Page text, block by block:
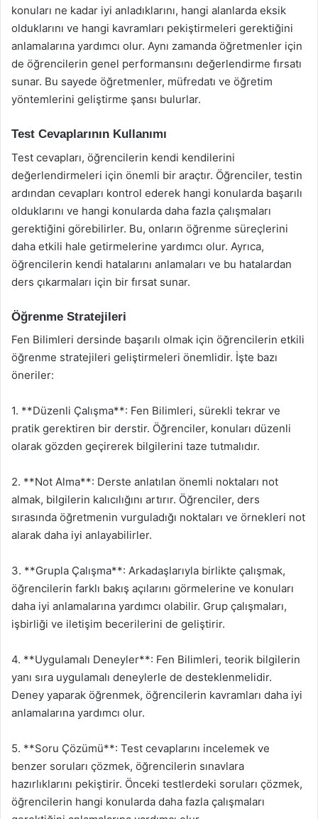
konuları ne kadar iyi anladıklarını, hangi alanlarda eksik
olduklarını ve hangi kavramları pekiştirmeleri gerektiğini
anlamalarına yardımcı olur. Aynı zamanda öğretmenler için
de öğrencilerin genel performansını değerlendirme fırsatı
sunar. Bu sayede öğretmenler, müfredatı ve öğretim
yöntemlerini geliştirme şansı bulurlar.
Test Cevaplarının Kullanımı
Test cevapları, öğrencilerin kendi kendilerini
değerlendirmeleri için önemli bir araçtır. Öğrenciler, testin
ardından cevapları kontrol ederek hangi konularda başarılı
olduklarını ve hangi konularda daha fazla çalışmaları
gerektiğini görebilirler. Bu, onların öğrenme süreçlerini
daha etkili hale getirmelerine yardımcı olur. Ayrıca,
öğrencilerin kendi hatalarını anlamaları ve bu hatalardan
ders çıkarmaları için bir fırsat sunar.
Öğrenme Stratejileri
Fen Bilimleri dersinde başarılı olmak için öğrencilerin etkili
öğrenme stratejileri geliştirmeleri önemlidir. İşte bazı
öneriler:
1. **Düzenli Çalışma**: Fen Bilimleri, sürekli tekrar ve
pratik gerektiren bir derstir. Öğrenciler, konuları düzenli
olarak gözden geçirerek bilgilerini taze tutmalıdır.
2. **Not Alma**: Derste anlatılan önemli noktaları not
almak, bilgilerin kalıcılığını artırır. Öğrenciler, ders
sırasında öğretmenin vurguladığı noktaları ve örnekleri not
alarak daha iyi anlayabilirler.
3. **Grupla Çalışma**: Arkadaşlarıyla birlikte çalışmak,
öğrencilerin farklı bakış açılarını görmelerine ve konuları
daha iyi anlamalarına yardımcı olabilir. Grup çalışmaları,
işbirliği ve iletişim becerilerini de geliştirir.
4. **Uygulamalı Deneyler**: Fen Bilimleri, teorik bilgilerin
yanı sıra uygulamalı deneylerle de desteklenmelidir.
Deney yaparak öğrenmek, öğrencilerin kavramları daha iyi
anlamalarına yardımcı olur.
5. **Soru Çözümü**: Test cevaplarını incelemek ve
benzer soruları çözmek, öğrencilerin sınavlara
hazırlıklarını pekiştirir. Önceki testlerdeki soruları çözmek,
öğrencilerin hangi konularda daha fazla çalışmaları